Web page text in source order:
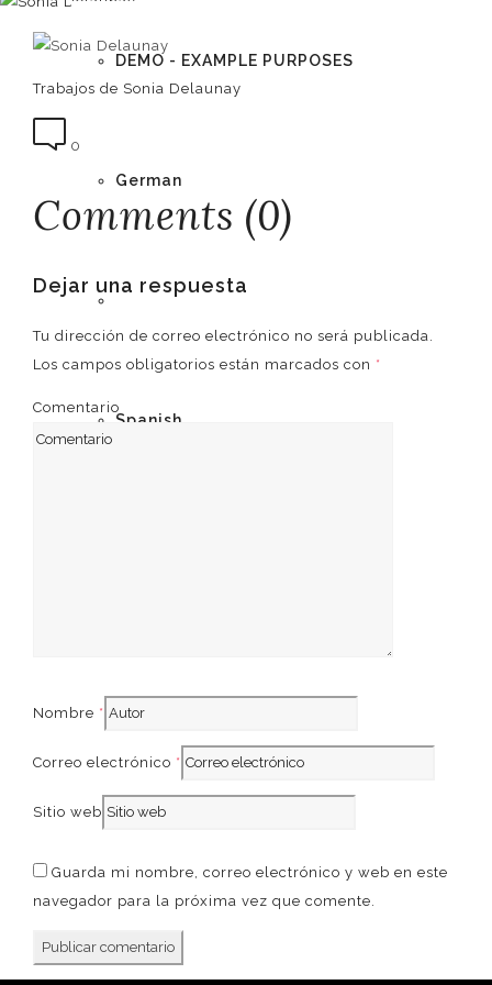
DEMO - EXAMPLE PURPOSES
German
English
Spanish
Trabajos de Sonia Delaunay
0
Comments (0)
Dejar una respuesta
Tu dirección de correo electrónico no será publicada.
Los campos obligatorios están marcados con *
Comentario
Nombre *
Correo electrónico *
Sitio web
Guarda mi nombre, correo electrónico y web en este
navegador para la próxima vez que comente.